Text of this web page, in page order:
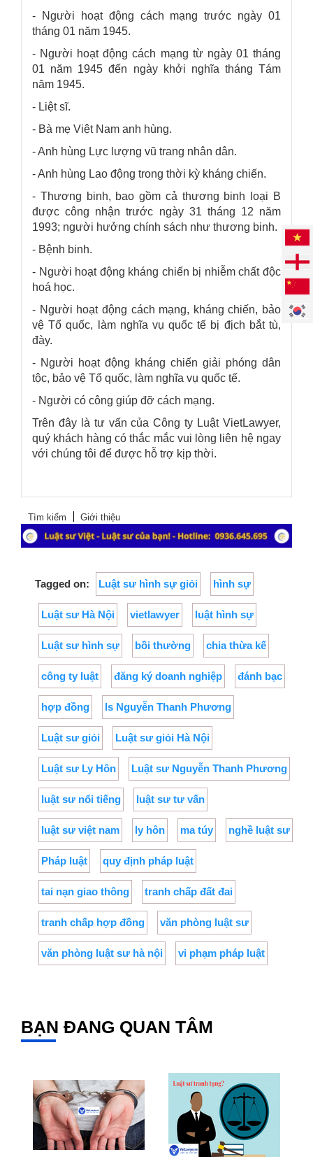
- Người hoạt động cách mạng trước ngày 01
tháng 01 năm 1945.
- Người hoạt động cách mạng từ ngày 01 tháng
01 năm 1945 đến ngày khởi nghĩa tháng Tám
năm 1945.
- Liệt sĩ.
- Bà mẹ Việt Nam anh hùng.
- Anh hùng Lực lượng vũ trang nhân dân.
- Anh hùng Lao động trong thời kỳ kháng chiến.
- Thương binh, bao gồm cả thương binh loại B
được công nhận trước ngày 31 tháng 12 năm
1993; người hưởng chính sách như thương binh.
- Bệnh binh.
- Người hoạt động kháng chiến bị nhiễm chất độc
hoá học.
- Người hoạt động cách mạng, kháng chiến, bảo
vệ Tổ quốc, làm nghĩa vụ quốc tế bị địch bắt tù,
đày.
- Người hoạt động kháng chiến giải phóng dân
tộc, bảo vệ Tổ quốc, làm nghĩa vụ quốc tế.
- Người có công giúp đỡ cách mạng.
Trên đây là tư vấn củaCông ty Luật VietLawyer,
quý khách hàng có thắc mắc vui lòng liên hệ ngay
với chúng tôi để được hỗ trợ kịp thời.
Tìm kiếm Giới thiệu
Tagged on: Luật sư hình sự giỏi hình sự
Luật sư Hà Nội vietlawyer luật hình sự
Luật sư hình sự bồi thường chia thừa kế
công ty luật đăng ký doanh nghiệp đánh bạc
hợp đồng ls Nguyễn Thanh Phương
Luật sư giỏi Luật sư giỏi Hà Nội
Luật sư Ly Hôn Luật sư Nguyễn Thanh Phương
luật sư nổi tiếng luật sư tư vấn
luật sư việt nam ly hôn ma túy nghề luật sư
Pháp luật quy định pháp luật
tai nạn giao thông tranh chấp đất đai
tranh chấp hợp đồng văn phòng luật sư
văn phòng luật sư hà nội vi phạm pháp luật
BẠN ĐANG QUAN TÂM